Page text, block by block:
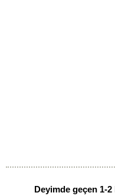
Deyimde geçen 1-